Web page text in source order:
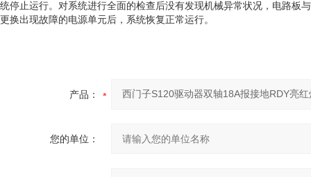
统停止运行。对系统进行全面的检查后没有发现机械异常状况，电路板
更换出现故障的电源单元后，系统恢复正常运行。
产品：
您的单位：